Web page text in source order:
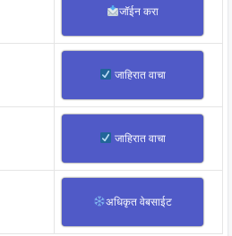
जॉईन करा
जाहिरात वाचा
जाहिरात वाचा
अधिकृत वेबसाईट